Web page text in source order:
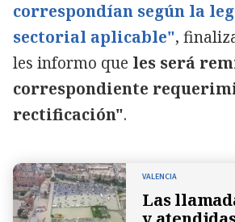
correspondían según la
sectorial aplicable",
les informo que les será
correspondiente
rectificación".
VALENCIA
Las